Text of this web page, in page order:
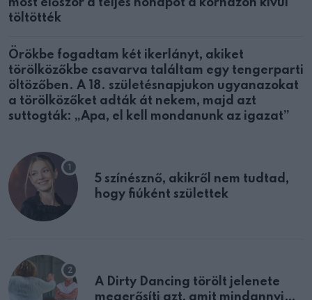
most először a teljes hónapot a kórházon kívül
töltötték
Örökbe fogadtam két ikerlányt, akiket
törölközőkbe csavarva találtam egy tengerparti
öltözőben. A 18. születésnapjukon ugyanazokat
a törölközőket adták át nekem, majd azt
suttogták: „Apa, el kell mondanunk az igazat”
5 színésznő, akikről nem tudtad,
hogy fiúként születtek
A Dirty Dancing törölt jelenete
megerősíti azt, amit mindannyian